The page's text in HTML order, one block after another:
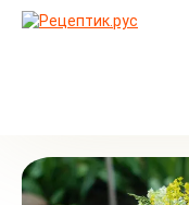
Перейти